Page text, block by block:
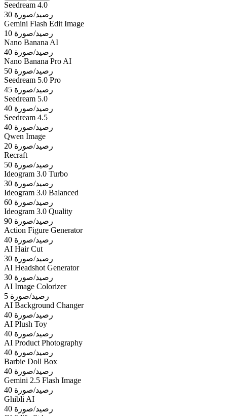
Seedream 4.0
30 رصيد/صورة
Gemini Flash Edit Image
10 رصيد/صورة
Nano Banana AI
40 رصيد/صورة
Nano Banana Pro AI
50 رصيد/صورة
Seedream 5.0 Pro
45 رصيد/صورة
Seedream 5.0
40 رصيد/صورة
Seedream 4.5
40 رصيد/صورة
Qwen Image
20 رصيد/صورة
Recraft
50 رصيد/صورة
Ideogram 3.0 Turbo
30 رصيد/صورة
Ideogram 3.0 Balanced
60 رصيد/صورة
Ideogram 3.0 Quality
90 رصيد/صورة
Action Figure Generator
40 رصيد/صورة
AI Hair Cut
30 رصيد/صورة
AI Headshot Generator
30 رصيد/صورة
AI Image Colorizer
5 رصيد/صورة
AI Background Changer
40 رصيد/صورة
AI Plush Toy
40 رصيد/صورة
AI Product Photography
40 رصيد/صورة
Barbie Doll Box
40 رصيد/صورة
Gemini 2.5 Flash Image
40 رصيد/صورة
Ghibli AI
40 رصيد/صورة